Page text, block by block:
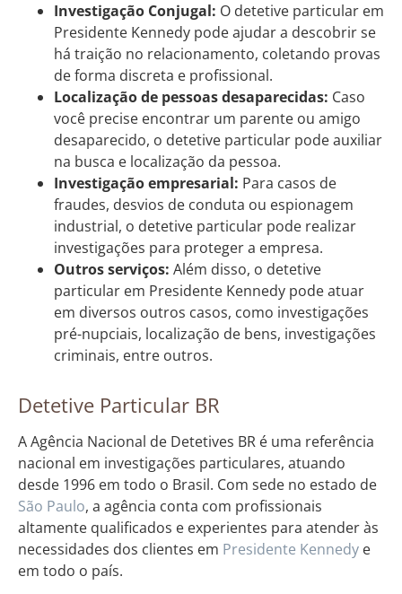
Investigação Conjugal: O detetive particular em
Presidente Kennedy pode ajudar a descobrir se
há traição no relacionamento, coletando provas
de forma discreta e profissional.
Localização de pessoas desaparecidas: Caso
você precise encontrar um parente ou amigo
desaparecido, o detetive particular pode auxiliar
na busca e localização da pessoa.
Investigação empresarial: Para casos de
fraudes, desvios de conduta ou espionagem
industrial, o detetive particular pode realizar
investigações para proteger a empresa.
Outros serviços: Além disso, o detetive
particular em Presidente Kennedy pode atuar
em diversos outros casos, como investigações
pré-nupciais, localização de bens, investigações
criminais, entre outros.
Detetive Particular BR
A Agência Nacional de Detetives BR é uma referência
nacional em investigações particulares, atuando
desde 1996 em todo o Brasil. Com sede no estado de
São Paulo, a agência conta com profissionais
altamente qualificados e experientes para atender às
necessidades dos clientes em Presidente Kennedy e
em todo o país.